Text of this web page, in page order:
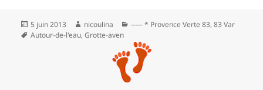
Publié
le
5 juin 2013 Auteur
nicoulina Catégories
----- * Provence Verte 83,83 Var
Mots-
clés
Autour-de-l'eau,Grotte-aven